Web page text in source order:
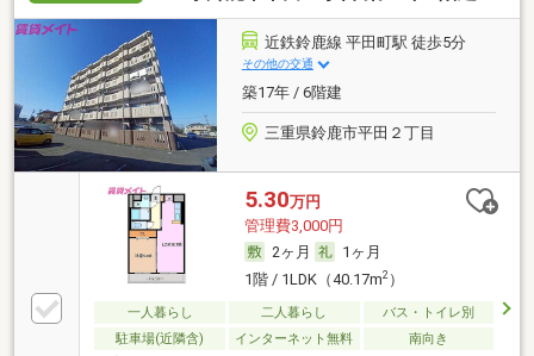
近鉄鈴鹿線 平田町駅 徒歩5分
その他の交通
築17年 / 6階建
三重県鈴鹿市平田２丁目
5.30万円
管理費3,000円
2ヶ月
1ヶ月
1階 / 1LDK（40.17m2）
一人暮らし 二人暮らし
バス・トイレ別
駐車場(近隣含)
インターネット無料 南向き